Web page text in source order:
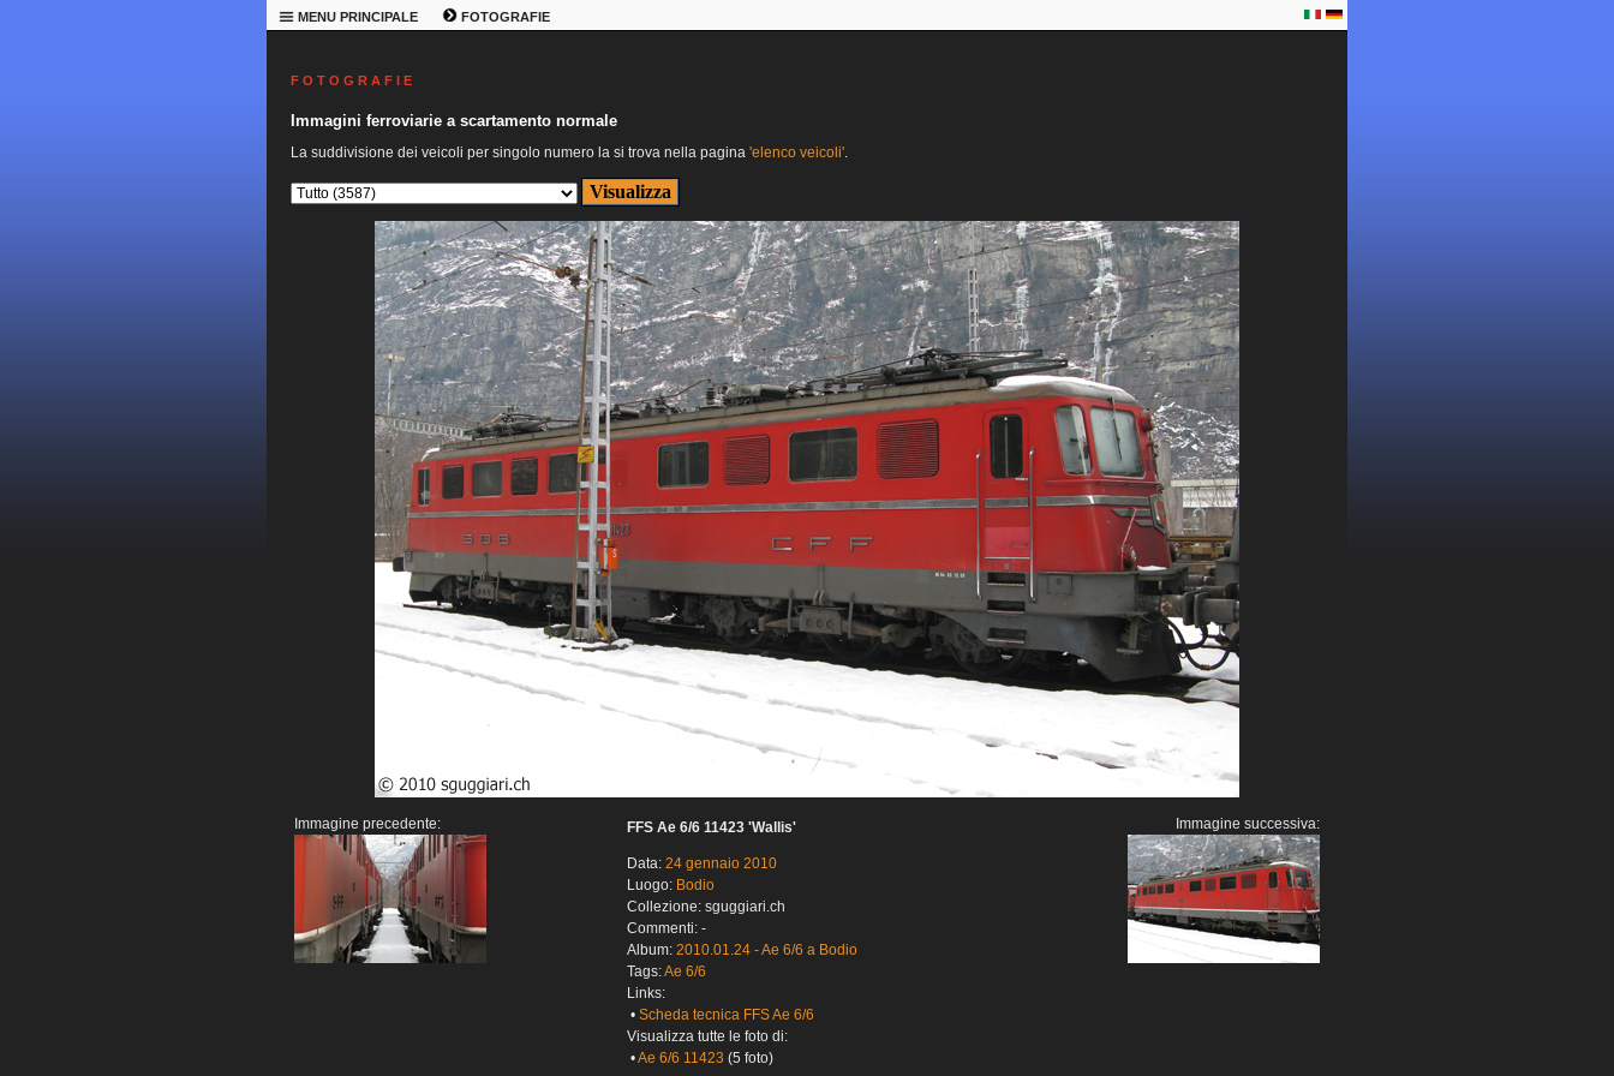
MENU PRINCIPALE FOTOGRAFIE
F O T O G R A F I E
Immagini ferroviarie a scartamento normale
La suddivisione dei veicoli per singolo numero la si trova nella pagina 'elenco veicoli'.
Immagine precedente: FFS Ae 6/6 11423 'Wallis'
Data: 24 gennaio 2010
Luogo: Bodio
Collezione: sguggiari.ch
Commenti: -
Album: 2010.01.24 - Ae 6/6 a Bodio
Tags:Ae 6/6
Links:
• Scheda tecnica FFS Ae 6/6
Visualizza tutte le foto di:
•Ae 6/6 11423 (5 foto)
Immagine successiva: